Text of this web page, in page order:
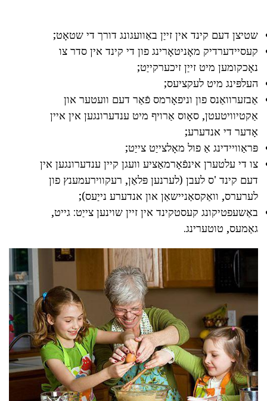
שטיצן דעם קינד אין זייַן באַוועגונג דורך די שטאָט;
קעסיידערדיק מאָניטאָרינג פון די קינד אין סדר צו
נאָכקומען מיט זייַן זיכערקייַט;
העלפּינג מיט לעקציעס;
אַבזערוואַנס פון וניפאָרמס פֿאַר דעם וועטער און
אַקטיוויטעטן, סאָוס אַרויף מיט ענדערונגען אין איין
אָדער די אנדערע;
פּראַוויידינג אַ פול מאָלצייַט צייַט;
צו די עלטערן אינפֿאָרמאַציע וועגן קיין ענדערונגען אין
דעם קינד 'ס לעבן (לערנען פּלאַן, רעקווירעמענץ פון
לערערס, וואַקסאַניישאַן און אנדערע נייַעס);
באַשעפטיקונג קעסטקינד אין זיין שוינען צייַט: גייט,
גאַמעס, טוטערינג.